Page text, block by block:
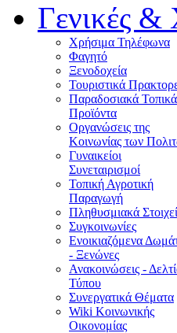
Γενικές &
Χρήσιμα Τηλέφωνα
Φαγητό
Ξενοδοχεία
Τουριστικά
Παραδοσιακά Τοπικά
Προϊόντα
Οργανώσεις της
Κοινωνίας των
Γυναικείοι
Συνεταιρισμοί
Τοπική Αγροτική
Παραγωγή
Πληθυσμιακά
Συγκοινωνίες
Ενοικιαζόμενα
- Ξενώνες
Ανακοινώσεις -
Τύπου
Συνεργατικά Θέματα
Wiki Κοινωνικής
Οικονομίας